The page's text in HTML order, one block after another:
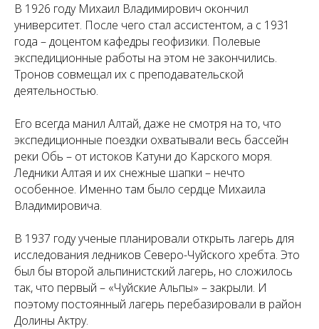
В 1926 году Михаил Владимирович окончил
университет. После чего стал ассистентом, а с 1931
года – доцентом кафедры геофизики. Полевые
экспедиционные работы на этом не закончились.
Тронов совмещал их с преподавательской
деятельностью.
Его всегда манил Алтай, даже не смотря на то, что
экспедиционные поездки охватывали весь бассейн
реки Обь – от истоков Катуни до Карского моря.
Ледники Алтая и их снежные шапки – нечто
особенное. Именно там было сердце Михаила
Владимировича.
В 1937 году ученые планировали открыть лагерь для
исследования ледников Северо-Чуйского хребта. Это
был бы второй альпинистский лагерь, но сложилось
так, что первый – «Чуйские Альпы» – закрыли. И
поэтому постоянный лагерь перебазировали в район
Долины Актру.